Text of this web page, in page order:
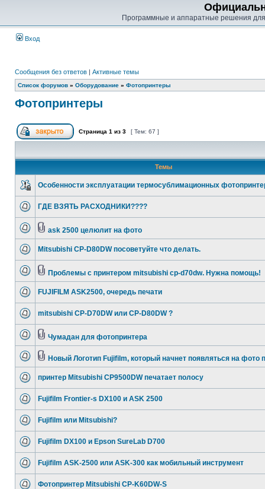
Программные и аппаратные решения
Вход
Сообщения без ответов | Активные темы
Список форумов » Оборудование » Фотопринтеры
Фотопринтеры
Страница 1 из 3 [ Тем: 67 ]
Темы
Особенности эксплуатации термосублимационных
ГДЕ ВЗЯТЬ РАСХОДНИКИ????
ask 2500 целюлит на фото
Mitsubishi CP-D80DW посоветуйте что делать.
Проблемы с принтером mitsubishi cp-d70dw. Нужна помощь!
FUJIFILM ASK2500, очередь печати
mitsubishi CP-D70DW или CP-D80DW ?
Чумадан для фотопринтера
Новый Логотип Fujifilm, который начнет появляться на фото
принтер Mitsubishi CP9500DW печатает полосу
Fujifilm Frontier-s DX100 и ASK 2500
Fujifilm или Mitsubishi?
Fujifilm DX100 и Epson SureLab D700
Fujifilm ASK-2500 или ASK-300 как мобильный инструмент
Фотопринтер Mitsubishi CP-K60DW-S